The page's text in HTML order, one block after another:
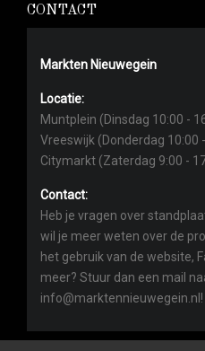
CONTACT
Markten Nieuwegein
Locatie:
Muntplein (Dinsdag 10:00 -
Vreeswijk (Donderdag 10:00
Citymarkt (Zaterdag 9:00 -
Contact:
Heb je vragen over
wil je meer weten over de
het gebruik van de website,
meer? Stuur dan een mail
info@marktennieuwegein.nl!